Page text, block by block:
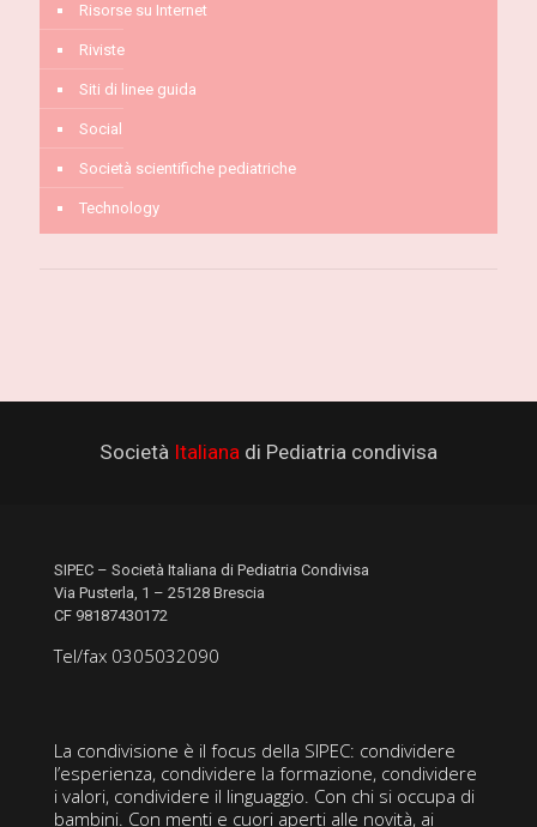
Risorse su Internet
Riviste
Siti di linee guida
Social
Società scientifiche pediatriche
Technology
Società Italiana di Pediatria condivisa
SIPEC – Società Italiana di Pediatria Condivisa
Via Pusterla, 1 – 25128 Brescia
CF 98187430172
Tel/fax 0305032090
La condivisione è il focus della SIPEC: condividere
l’esperienza, condividere la formazione, condividere
i valori, condividere il linguaggio. Con chi si occupa di
bambini. Con menti e cuori aperti alle novità, ai